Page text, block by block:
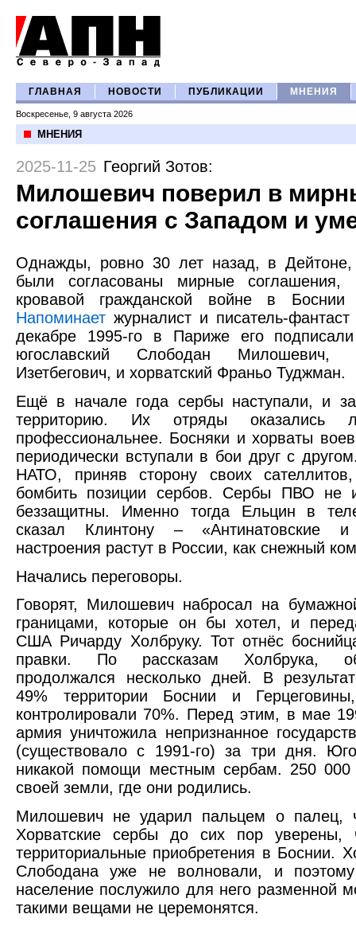
ГЛАВНАЯ НОВОСТИ ПУБЛИКАЦИИ МНЕНИЯ
Воскресенье, 9 августа 2026
МНЕНИЯ
2025-11-25 Георгий Зотов:
Милошевич поверил в
соглашения с Западом и
Однажды, ровно 30 лет назад, в
были согласованы мирные соглашения,
кровавой гражданской войне в
Напоминает журналист и писатель-
декабре 1995-го в Париже его
югославский Слободан Милошевич,
Изетбегович, и хорватский Франьо Туджман.
Ещё в начале года сербы наступали, и
территорию. Их отряды оказались
профессиональнее. Босняки и хорваты
периодически вступали в бои друг с
НАТО, приняв сторону своих
бомбить позиции сербов. Сербы ПВО не
беззащитны. Именно тогда Ельцин в
сказал Клинтону – «Антинатовские и
настроения растут в России, как снежный
Начались переговоры.
Говорят, Милошевич набросал на
границами, которые он бы хотел, и
США Ричарду Холбруку. Тот отнёс
правки. По рассказам Холбрука,
продолжался несколько дней. В
49% территории Боснии и
контролировали 70%. Перед этим, в мае
армия уничтожила непризнанное
(существовало с 1991-го) за три дня.
никакой помощи местным сербам. 250 000
своей земли, где они родились.
Милошевич не ударил пальцем о палец,
Хорватские сербы до сих пор уверены,
территориальные приобретения в Боснии.
Слободана уже не волновали, и поэтому
население послужило для него разменной
такими вещами не церемонятся.